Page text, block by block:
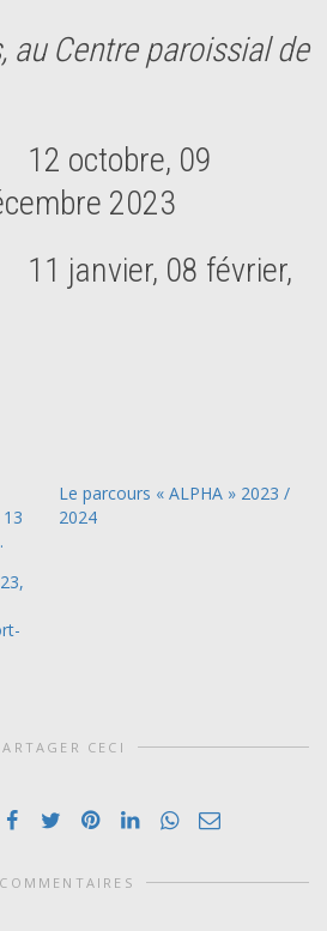
au Centre paroissial de
09
2023
08 février,
Le parcours « ALPHA » 2023 /
2024
CECI